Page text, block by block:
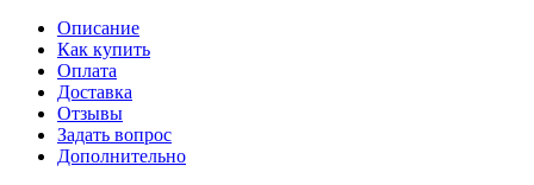
Описание
Как купить
Оплата
Доставка
Отзывы
Задать вопрос
Дополнительно